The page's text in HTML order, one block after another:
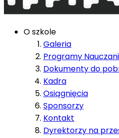
O szkole
Galeria
Programy
Dokumenty do
Kadra
Osiągnięcia
Sponsorzy
Kontakt
Dyrektorzy na